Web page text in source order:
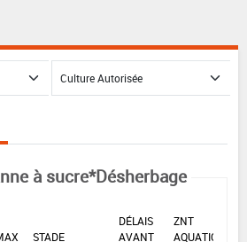
à sucre*Désherbage
STADE
DÉLAIS
AVANT
ZNT
AQUATIQUE